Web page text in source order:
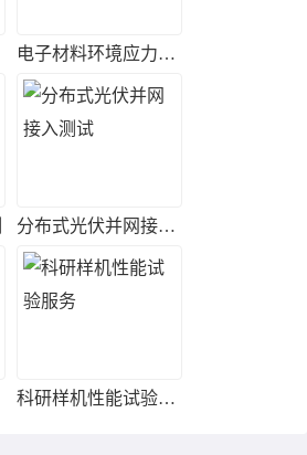
电子材料环境应力筛选实验
分布式光伏并网接入测试
科研样机性能试验服务